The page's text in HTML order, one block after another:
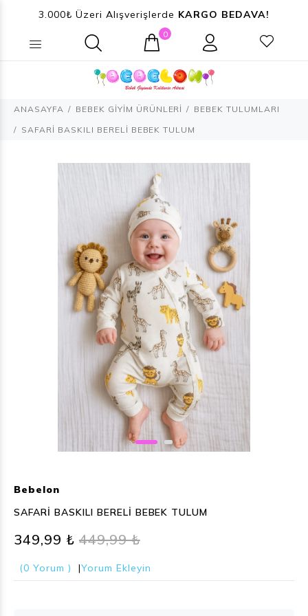
3.000₺ Üzeri Alışverişlerde KARGO BEDAVA!
Ne aramıştınız? (Ürün, Kategori ...)
0
ANASAYFA BEBEK GİYİM ÜRÜNLERİ
BEBEK TULUMLARI
SAFARİ BASKILI BERELİ BEBEK TULUM
Bebelon
SAFARİ BASKILI BERELİ BEBEK TULUM
349,99 ₺ 449,99 ₺
(0 Yorum ) |Yorum Ekleyin